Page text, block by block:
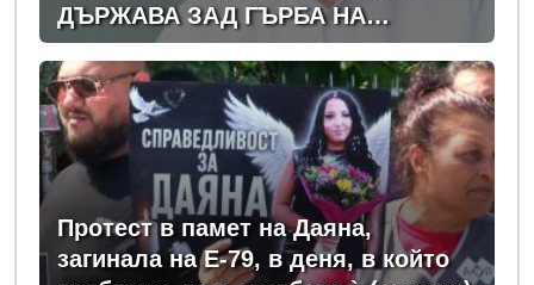
ДЪРЖАВА ЗАД ГЪРБА НА
ПРАВИТЕЛСТВОТО?
(РАЗСЛЕДВАНЕ)
Протест в памет на Даяна,
загинала на Е-79, в деня, в който